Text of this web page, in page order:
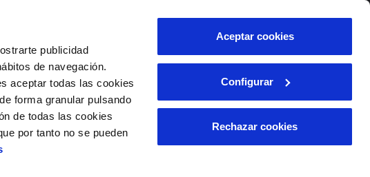
publicidad
de navegación.
aceptar todas las cookies
forma granular pulsando
de todas las cookies
por tanto no se pueden
Aceptar cookies
Configurar
Rechazar cookies
DE DATOS
bancarios
de domicilio
INCIDENCIAS
Comunica anomalías o posibles
SERVICIO
del
Área de clientes